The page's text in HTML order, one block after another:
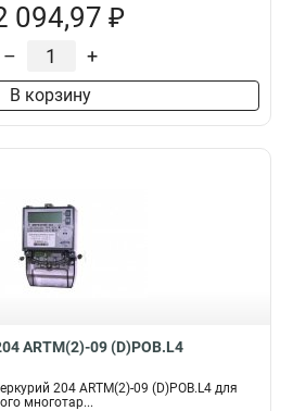
094,97 ₽
– +
В корзину
ARTM(2)-09 (D)POB.L4
204 ARTM(2)-09 (D)POB.L4 для
многотар...